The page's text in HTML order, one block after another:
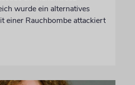
wurde ein alternatives
einer Rauchbombe attackiert